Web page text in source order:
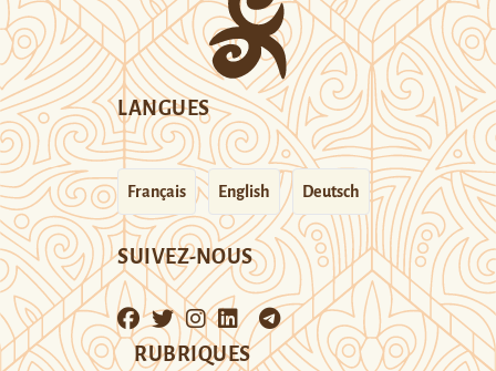
LANGUES
Français English Deutsch
SUIVEZ-NOUS
RUBRIQUES